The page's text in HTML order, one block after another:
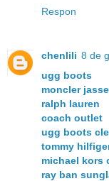
Respon
chenlili 8 de
ugg boots
moncler
ralph lauren
coach outlet
ugg boots
tommy
michael kors
ray ban